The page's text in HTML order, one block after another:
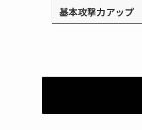
基本攻撃力アップ